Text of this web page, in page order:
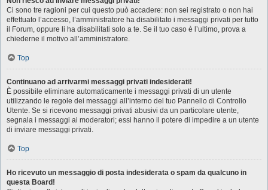
Ci sono tre ragioni per cui questo può accadere: non sei registrato o non hai
effettuato l’accesso, l’amministratore ha disabilitato i messaggi privati per tutto
il Forum, oppure li ha disabilitati solo a te. Se il tuo caso è l’ultimo, prova a
chiederne il motivo all’amministratore.
Top
Continuano ad arrivarmi messaggi privati indesiderati!
È possibile eliminare automaticamente i messaggi privati ​​di un utente
utilizzando le regole dei messaggi all’interno del tuo Pannello di Controllo
Utente. Se si ricevono messaggi privati ​​abusivi da un particolare utente,
segnala i messaggi ai moderatori; essi hanno il potere di impedire a un utente
di inviare messaggi privati​​.
Top
Ho ricevuto un messaggio di posta indesiderata o spam da qualcuno in
questa Board!